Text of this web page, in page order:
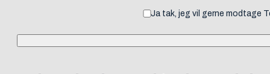
Ja tak, jeg vil gerne modtage